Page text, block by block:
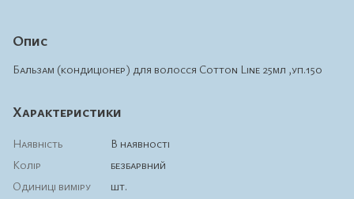
Опис
Бальзам (кондиціонер) для волосся Cotton Line 25мл ,уп.150
Характеристики
Наявність
В наявності
Колір
безбарвний
Одиниці виміру
шт.